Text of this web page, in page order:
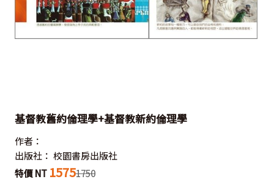
基督教舊約倫理學+基督教新約倫理學
作者：
出版社： 校園書房出版社
特價 NT 15751750